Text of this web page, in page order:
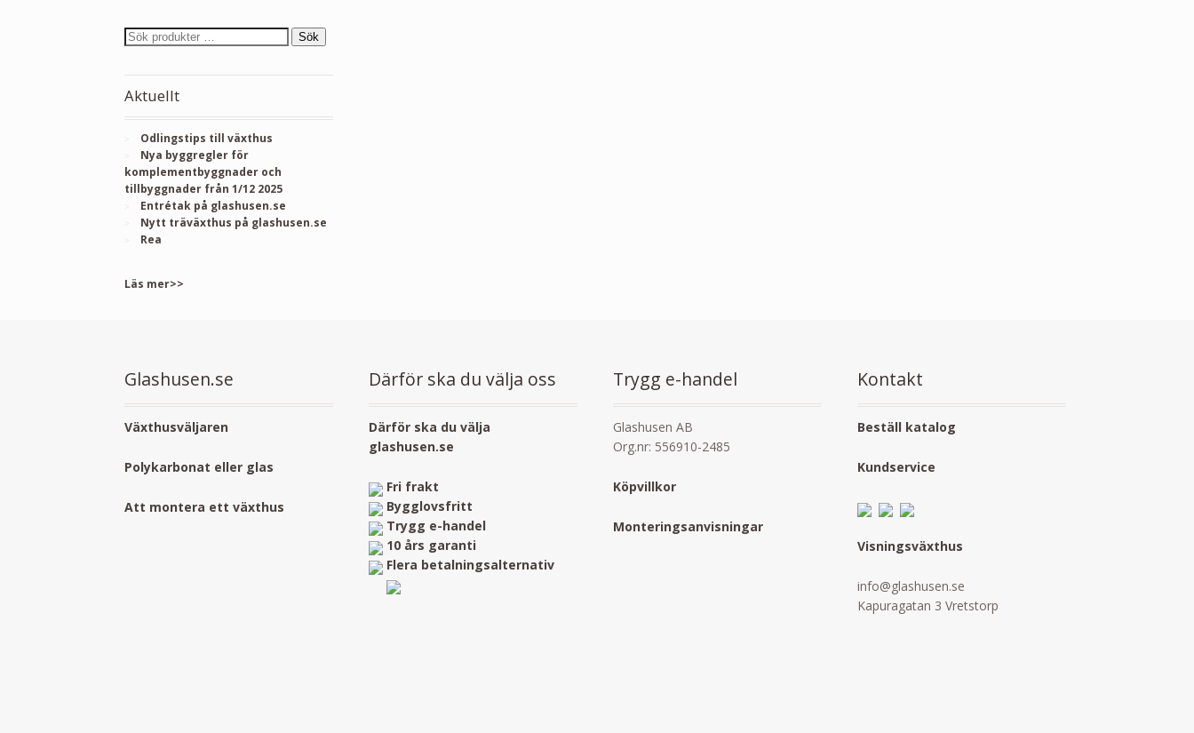
Sök
Aktuellt
Odlingstips till växthus
Nya byggregler för
komplementbyggnader och
tillbyggnader från 1/12 2025
Entrétak på glashusen.se
Nytt träväxthus på glashusen.se
Rea
Läs mer>>
Glashusen.se
Växthusväljaren
Polykarbonat eller glas
Att montera ett växthus
Därför ska du välja oss
Därför ska du välja
glashusen.se
Fri frakt
Bygglovsfritt
Trygg e-handel
10 års garanti
Flera betalningsalternativ
Trygg e-handel
Glashusen AB
Org.nr: 556910-2485
Köpvillkor
Monteringsanvisningar
Kontakt
Beställ katalog
Kundservice
Visningsväxthus
info@glashusen.se
Kapuragatan 3 Vretstorp